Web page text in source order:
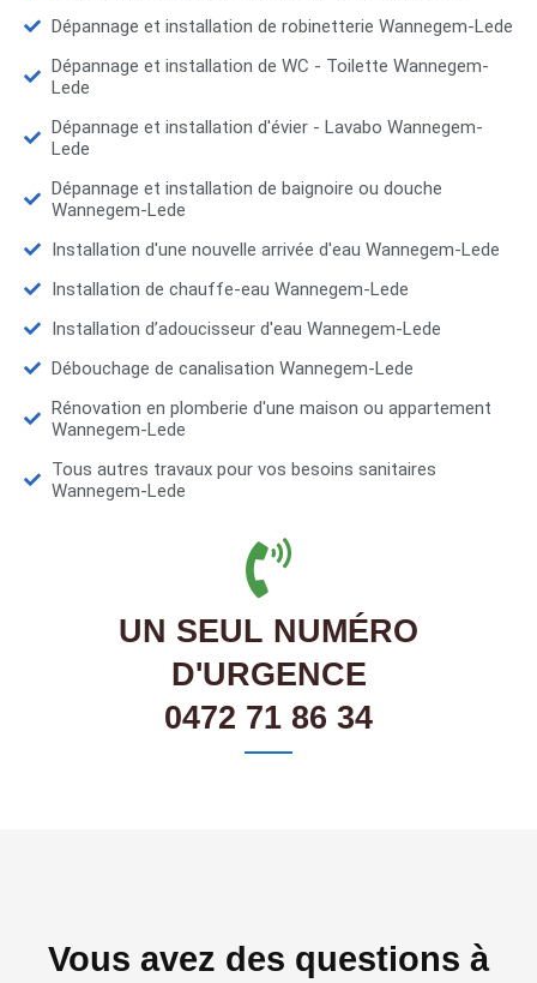
Dépannage et installation de robinetterie Wannegem-Lede
Dépannage et installation de WC - Toilette Wannegem-
Lede
Dépannage et installation d'évier - Lavabo Wannegem-
Lede
Dépannage et installation de baignoire ou douche
Wannegem-Lede
Installation d'une nouvelle arrivée d'eau Wannegem-Lede
Installation de chauffe-eau Wannegem-Lede
Installation d’adoucisseur d'eau Wannegem-Lede
Débouchage de canalisation Wannegem-Lede
Rénovation en plomberie d'une maison ou appartement
Wannegem-Lede
Tous autres travaux pour vos besoins sanitaires
Wannegem-Lede
UN SEUL NUMÉRO
D'URGENCE
0472 71 86 34
Vous avez des questions à